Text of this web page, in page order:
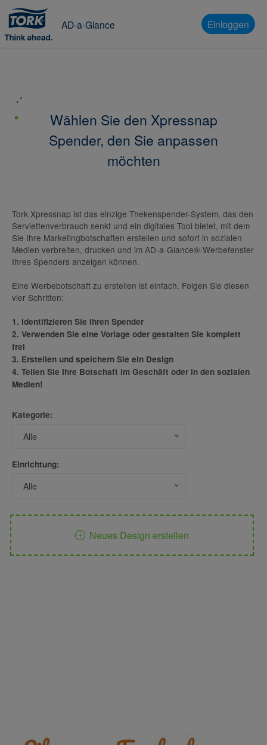
AD-a-Glance Einloggen
Wählen Sie den Xpressnap
Spender, den Sie anpassen
möchten
Tork Xpressnap ist das einzige Thekenspender-System, das den
Serviettenverbrauch senkt und ein digitales Tool bietet, mit dem
Sie Ihre Marketingbotschaften erstellen und sofort in sozialen
Medien verbreiten, drucken und im AD-a-Glance®-Werbefenster
Ihres Spenders anzeigen können.
Eine Werbebotschaft zu erstellen ist einfach. Folgen Sie diesen
vier Schritten:
1. Identifizieren Sie Ihren Spender
2. Verwenden Sie eine Vorlage oder gestalten Sie komplett
frei
3. Erstellen und speichern Sie ein Design
4. Teilen Sie Ihre Botschaft im Geschäft oder in den sozialen
Medien!
Kategorie:
Alle
Einrichtung:
Alle
Neues Design erstellen